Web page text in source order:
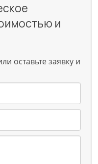
и
оставьте заявку и